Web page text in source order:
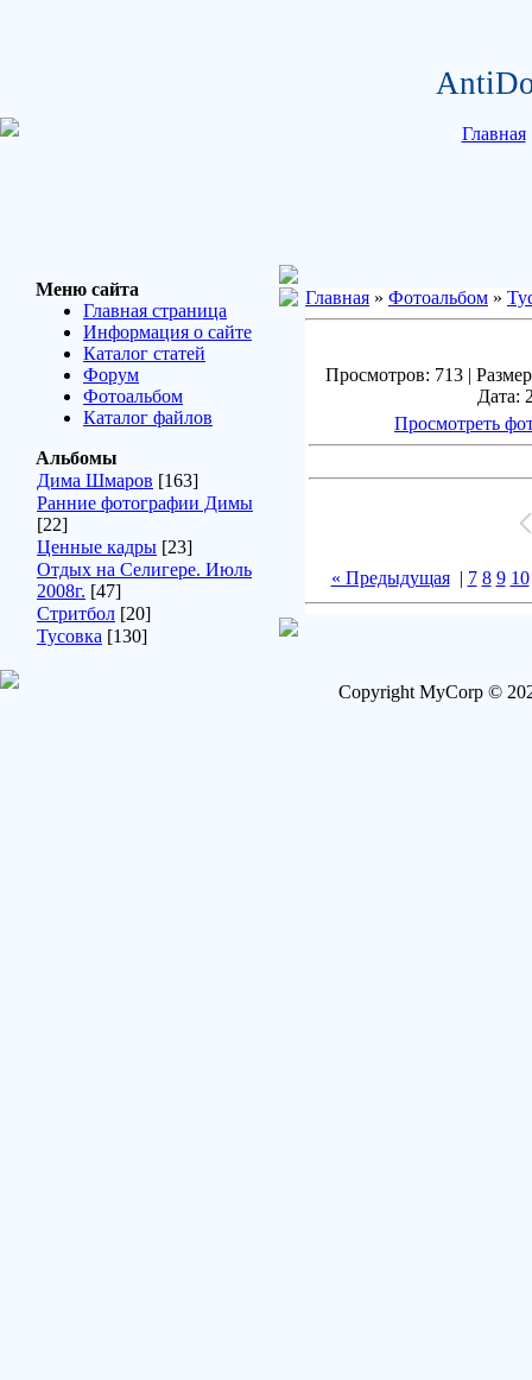
Главная
Меню сайта
Главная страница
Информация о сайте
Каталог статей
Форум
Фотоальбом
Каталог файлов
Альбомы
Дима Шмаров [163]
Ранние фотографии Димы
[22]
Ценные кадры [23]
Отдых на Селигере. Июль
2008г. [47]
Стритбол [20]
Тусовка [130]
Главная » Фотоальбом »
Просмотров: 713 |
Дата:
Просмотреть
« Предыдущая| 7 8 9 10
Copyright MyCorp ©